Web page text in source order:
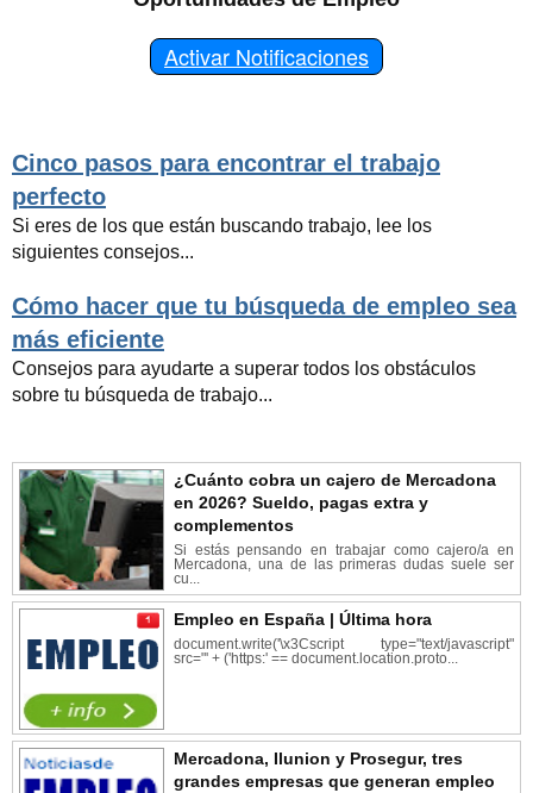
Activar Notificaciones
Cinco pasos para encontrar el trabajo
perfecto
Si eres de los que están buscando trabajo, lee los
siguientes consejos...
Cómo hacer que tu búsqueda de empleo sea
más eficiente
Consejos para ayudarte a superar todos los obstáculos
sobre tu búsqueda de trabajo...
¿Cuánto cobra un cajero de Mercadona
en 2026? Sueldo, pagas extra y
complementos
Si estás pensando en trabajar como cajero/a en
Mercadona, una de las primeras dudas suele ser
cu...
Empleo en España | Última hora
document.write('\x3Cscript type="text/javascript"
src="' + ('https:' == document.location.proto...
Mercadona, Ilunion y Prosegur, tres
grandes empresas que generan empleo